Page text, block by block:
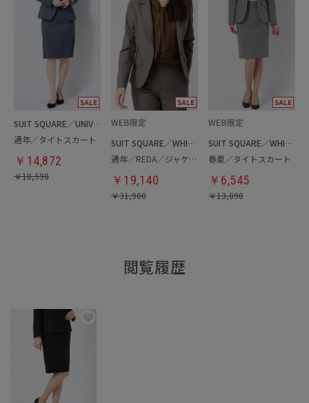
SUIT SQUARE／UNIVERSAL LANGUAGE／WHITE
通年／タイトスカート
￥ 14,872
￥18,590
SUIT SQUARE／WHITE
通年／REDA／ジャケット
￥ 19,140
￥31,900
SUIT SQUARE／WHITE
春夏／タイトスカート
￥ 6,545
￥13,090
閲覧履歴